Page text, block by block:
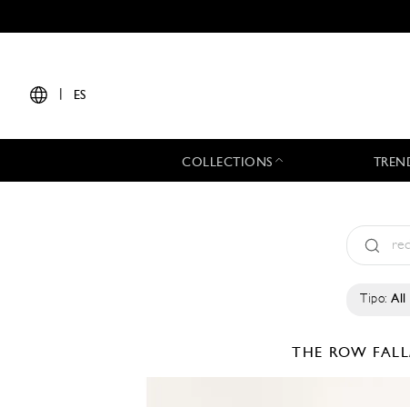
ES
COLLECTIONS
Tipo: All
THE ROW